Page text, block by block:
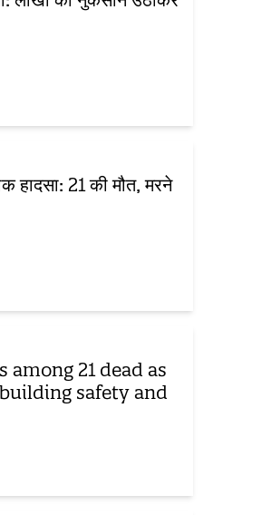
हादसा: 21 की मौत, मरने
among 21 dead as
safety and